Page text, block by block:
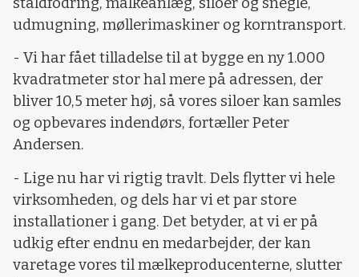
udmugning, møllerimaskiner og korntransport.
- Vi har fået tilladelse til at bygge en ny 1.000
kvadratmeter stor hal mere på adressen, der
bliver 10,5 meter høj, så vores siloer kan samles
og opbevares indendørs, fortæller Peter
Andersen.
- Lige nu har vi rigtig travlt. Dels flytter vi hele
virksomheden, og dels har vi et par store
installationer i gang. Det betyder, at vi er på
udkig efter endnu en medarbejder, der kan
varetage vores til mælkeproducenterne, slutter